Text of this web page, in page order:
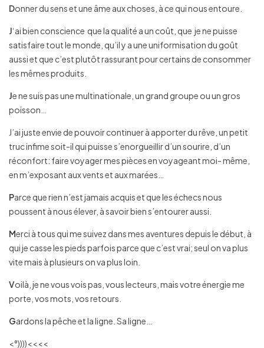
Donner du sens et une âme aux choses, à ce qui nous entoure.
J‘ai bien conscience que la qualité a un coût, que je ne puisse
satisfaire tout le monde, qu’il y a une uniformisation du goût
aussi et que c’est plutôt rassurant pour certains de consommer
les mêmes produits.
Je ne suis pas une multinationale, un grand groupe ou un gros
poisson…
J’ai juste envie de pouvoir continuer à apporter du rêve, un petit
truc infime soit-il qui puisse s’enorgueillir d’un sourire, d’un
réconfort: faire voyager mes pièces en voyageant moi- même,
en m’exposant aux vents et aux marées…
Parce que rien n’est jamais acquis et que les échecs nous
poussent à nous élever, à savoir bien s’entourer aussi.
Merci à tous qui me suivez dans mes aventures depuis le début, à
qui je casse les pieds parfois parce que c’est vrai; seul on va plus
vite mais à plusieurs on va plus loin.
Voilà, je ne vous vois pas, vous lecteurs, mais votre énergie me
porte, vos mots, vos retours.
Gardons la pêche et la ligne. Sa ligne…
<°))))<<<<